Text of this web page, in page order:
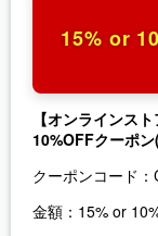
15% or
【オンラインス
10%OFFクーポン
クーポンコード：
金額： 15% or